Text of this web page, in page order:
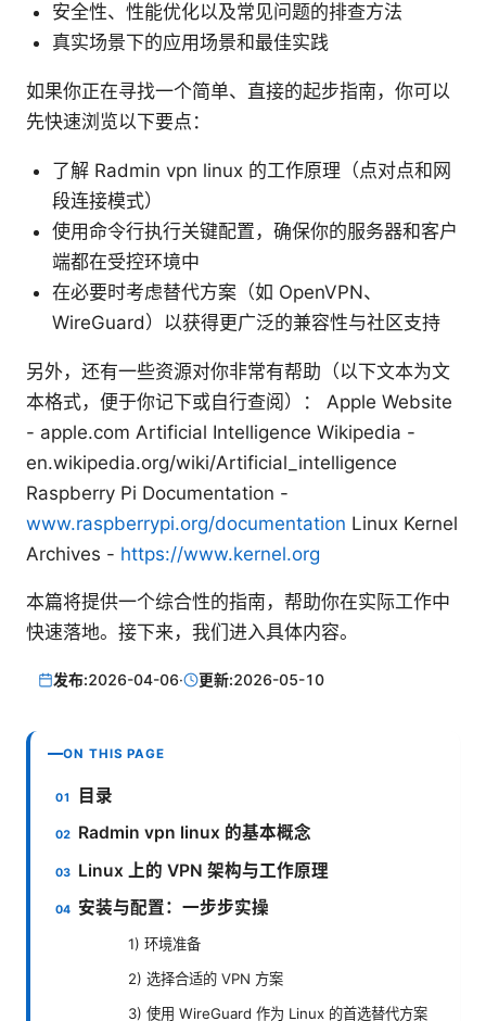
安全性、性能优化以及常见问题的排查方法
真实场景下的应用场景和最佳实践
如果你正在寻找一个简单、直接的起步指南，你可以
先快速浏览以下要点：
了解 Radmin vpn linux 的工作原理（点对点和网
段连接模式）
使用命令行执行关键配置，确保你的服务器和客户
端都在受控环境中
在必要时考虑替代方案（如 OpenVPN、
WireGuard）以获得更广泛的兼容性与社区支持
另外，还有一些资源对你非常有帮助（以下文本为文
本格式，便于你记下或自行查阅）： Apple Website
- apple.com Artificial Intelligence Wikipedia -
en.wikipedia.org/wiki/Artificial_intelligence
Raspberry Pi Documentation -
www.raspberrypi.org/documentation Linux Kernel
Archives - https://www.kernel.org
本篇将提供一个综合性的指南，帮助你在实际工作中
快速落地。接下来，我们进入具体内容。
发布:2026-04-06· 更新:2026-05-10
ON THIS PAGE
目录
Radmin vpn linux 的基本概念
Linux 上的 VPN 架构与工作原理
安装与配置：一步步实操
1) 环境准备
2) 选择合适的 VPN 方案
3) 使用 WireGuard 作为 Linux 的首选替代方案